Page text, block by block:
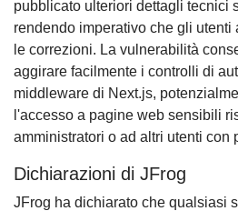
pubblicato ulteriori dettagli tecnici
rendendo imperativo che gli
le correzioni. La vulnerabilità
aggirare facilmente i controlli di
middleware di Next.js,
l'accesso a pagine web sensibili
amministratori o ad altri utenti con
Dichiarazioni di JFrog
JFrog ha dichiarato che qualsiasi